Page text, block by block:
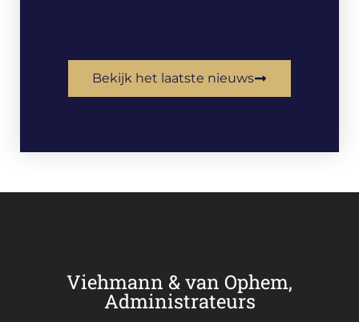
Bekijk het laatste nieuws
Viehmann & van Ophem,
Administrateurs